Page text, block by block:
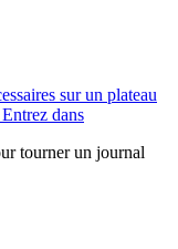
sur un plateau
dans
tourner un journal